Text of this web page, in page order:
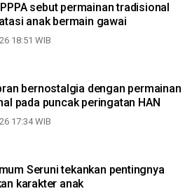
sebut permainan tradisional
anak bermain gawai
18:51 WIB
bernostalgia dengan permainan
pada puncak peringatan HAN
17:34 WIB
Seruni tekankan pentingnya
karakter anak